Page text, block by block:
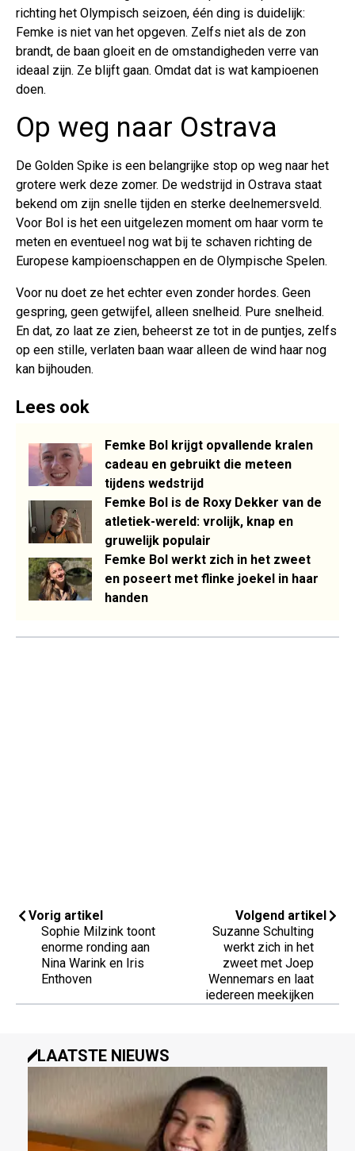
richting het Olympisch seizoen, één ding is duidelijk:
Femke is niet van het opgeven. Zelfs niet als de zon
brandt, de baan gloeit en de omstandigheden verre van
ideaal zijn. Ze blijft gaan. Omdat dat is wat kampioenen
doen.
Op weg naar Ostrava
De Golden Spike is een belangrijke stop op weg naar het
grotere werk deze zomer. De wedstrijd in Ostrava staat
bekend om zijn snelle tijden en sterke deelnemersveld.
Voor Bol is het een uitgelezen moment om haar vorm te
meten en eventueel nog wat bij te schaven richting de
Europese kampioenschappen en de Olympische Spelen.
Voor nu doet ze het echter even zonder hordes. Geen
gespring, geen getwijfel, alleen snelheid. Pure snelheid.
En dat, zo laat ze zien, beheerst ze tot in de puntjes, zelfs
op een stille, verlaten baan waar alleen de wind haar nog
kan bijhouden.
Lees ook
Femke Bol krijgt opvallende kralen
cadeau en gebruikt die meteen
tijdens wedstrijd
Femke Bol is de Roxy Dekker van de
atletiek-wereld: vrolijk, knap en
gruwelijk populair
Femke Bol werkt zich in het zweet
en poseert met flinke joekel in haar
handen
Vorig artikel
Sophie Milzink toont
enorme ronding aan
Nina Warink en Iris
Enthoven
Volgend artikel
Suzanne Schulting
werkt zich in het
zweet met Joep
Wennemars en laat
iedereen meekijken
LAATSTE NIEUWS